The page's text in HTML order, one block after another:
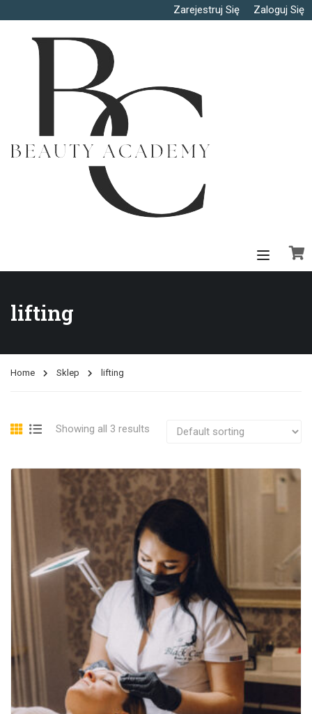
Zarejestruj Się Zaloguj Się
lifting
Home Sklep lifting
Showing all 3 results